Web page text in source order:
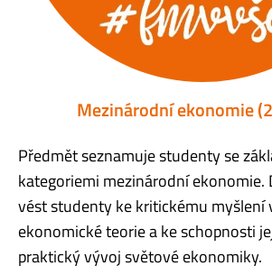
Mezinárodní ekonomie
Předmět seznamuje studenty se
kategoriemi mezinárodní ekonomie.
vést studenty ke kritickému myšlení
ekonomické teorie a ke schopnosti
praktický vývoj světové ekonomiky.